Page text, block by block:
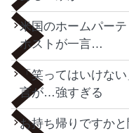
米国のホームパー
ホストが一言…
「笑ってはいけな
言が…強すぎる
お持ち帰りですか